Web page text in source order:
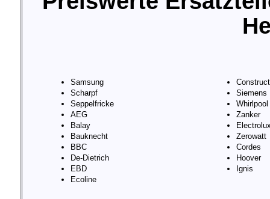
Samsung
Scharpf
Seppelfricke
AEG
Balay
Bauknecht
BBC
De-Dietrich
EBD
Ecoline
Siemens
Whirlpool
Zanker
Zerowatt
Cordes
Hoover
Ignis